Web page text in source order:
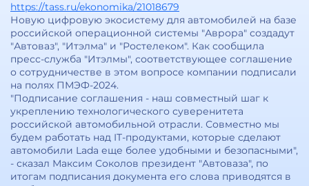
https://tass.ru/ekonomika/21018679
Новую цифровую экосистему для автомобилей на базе
российской операционной системы "Аврора" создадут
"Автоваз", "Итэлма" и "Ростелеком". Как сообщила
пресс-служба "Итэлмы", соответствующее соглашение
о сотрудничестве в этом вопросе компании подписали
на полях ПМЭФ-2024.
"Подписание соглашения - наш совместный шаг к
укреплению технологического суверенитета
российской автомобильной отрасли. Совместно мы
будем работать над IT-продуктами, которые сделают
автомобили Lada еще более удобными и безопасными",
- сказал Максим Соколов президент "Автоваза", по
итогам подписания документа его слова приводятся в